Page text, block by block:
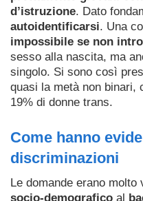
d’istruzione. Dato
autoidentificarsi. Una
impossibile se non
sesso alla nascita, ma
singolo. Si sono così
quasi la metà non binari,
19% di donne trans.
Come hanno
discriminazioni
Le domande erano molto
socio-demografico al